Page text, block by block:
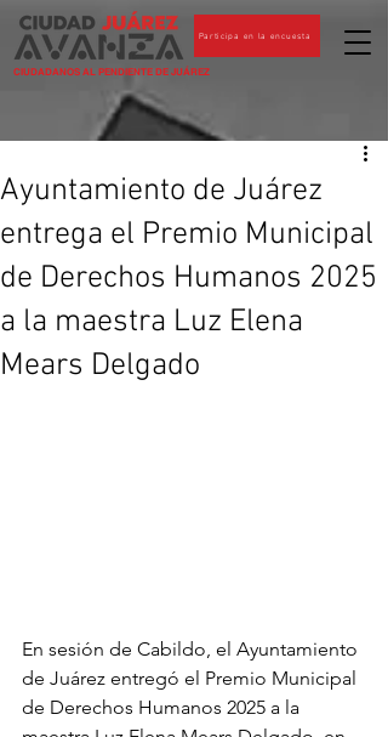
CIUDADANOS AL PENDIENTE DE JUÁREZ
Participa en la encuesta
Ayuntamiento de Juárez
entrega el Premio Municipal
de Derechos Humanos 2025
a la maestra Luz Elena
Mears Delgado
En sesión de Cabildo, el Ayuntamiento
de Juárez entregó el Premio Municipal
de Derechos Humanos 2025 a la